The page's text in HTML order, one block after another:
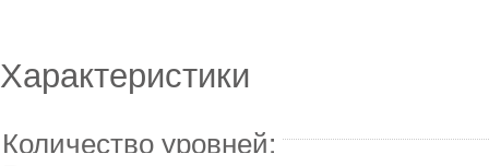
Характеристики
Количество уровней: